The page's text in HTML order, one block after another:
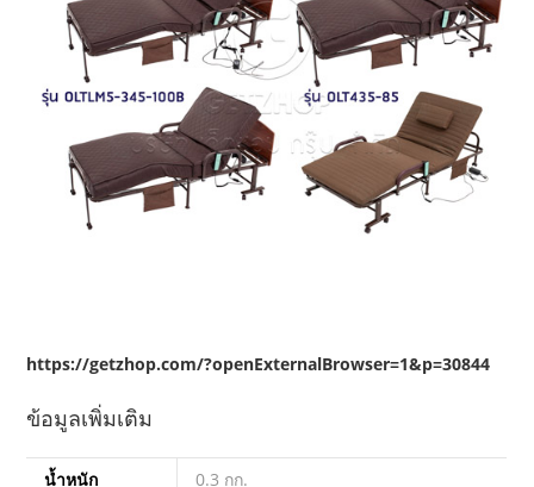
https://getzhop.com/?openExternalBrowser=1&p=30844
ข้อมูลเพิ่มเติม
น้ำหนัก 0.3 กก.